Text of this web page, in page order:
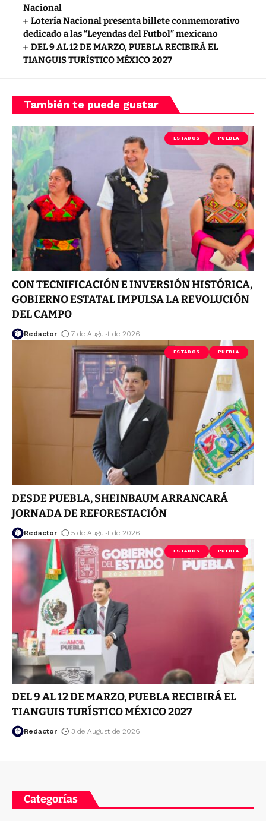
Nacional
Lotería Nacional presenta billete conmemorativo
dedicado a las “Leyendas del Futbol” mexicano
DEL 9 AL 12 DE MARZO, PUEBLA RECIBIRÁ EL
TIANGUIS TURÍSTICO MÉXICO 2027
También te puede gustar
ESTADOS PUEBLA
CON TECNIFICACIÓN E INVERSIÓN HISTÓRICA,
GOBIERNO ESTATAL IMPULSA LA REVOLUCIÓN
DEL CAMPO
Redactor 7 de August de 2026
ESTADOS PUEBLA
DESDE PUEBLA, SHEINBAUM ARRANCARÁ
JORNADA DE REFORESTACIÓN
Redactor 5 de August de 2026
ESTADOS PUEBLA
DEL 9 AL 12 DE MARZO, PUEBLA RECIBIRÁ EL
TIANGUIS TURÍSTICO MÉXICO 2027
Redactor 3 de August de 2026
Categorías